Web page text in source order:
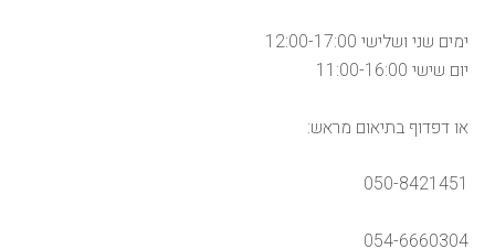
ימים שני ושלישי 12:00-17:00
יום שישי 11:00-16:00
או דפדוף בתיאום מראש:
050-8421451
054-6660304